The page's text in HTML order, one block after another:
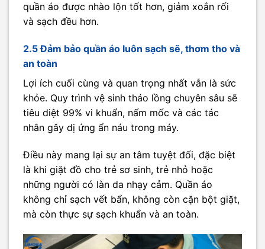
quần áo được nhào lộn tốt hơn, giảm xoắn rối
và sạch đều hơn.
2.5 Đảm bảo quần áo luôn sạch sẽ, thơm tho và
an toàn
Lợi ích cuối cùng và quan trọng nhất vẫn là sức
khỏe. Quy trình vệ sinh tháo lồng chuyên sâu sẽ
tiêu diệt 99% vi khuẩn, nấm mốc và các tác
nhân gây dị ứng ẩn náu trong máy.
Điều này mang lại sự an tâm tuyệt đối, đặc biệt
là khi giặt đồ cho trẻ sơ sinh, trẻ nhỏ hoặc
những người có làn da nhạy cảm. Quần áo
không chỉ sạch vết bẩn, không còn cặn bột giặt,
mà còn thực sự sạch khuẩn và an toàn.